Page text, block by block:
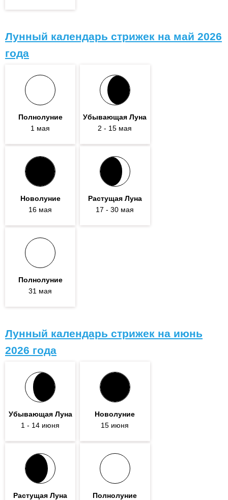
Лунный календарь стрижек на май 2026
года
Полнолуние
1 мая
Убывающая Луна
2 - 15 мая
Новолуние
16 мая
Растущая Луна
17 - 30 мая
Полнолуние
31 мая
Лунный календарь стрижек на июнь
2026 года
Убывающая Луна
1 - 14 июня
Новолуние
15 июня
Растущая Луна
Полнолуние